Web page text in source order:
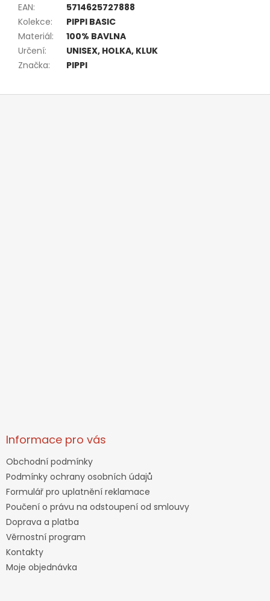
EAN:
5714625727888
Kolekce:
PIPPI BASIC
Materiál:
100% BAVLNA
Určení:
UNISEX, HOLKA, KLUK
Značka: PIPPI
Z
Informace pro vás
Obchodní podmínky
Podmínky ochrany osobních údajů
Formulář pro uplatnění reklamace
Poučení o právu na odstoupení od smlouvy
Doprava a platba
Věrnostní program
Kontakty
Moje objednávka